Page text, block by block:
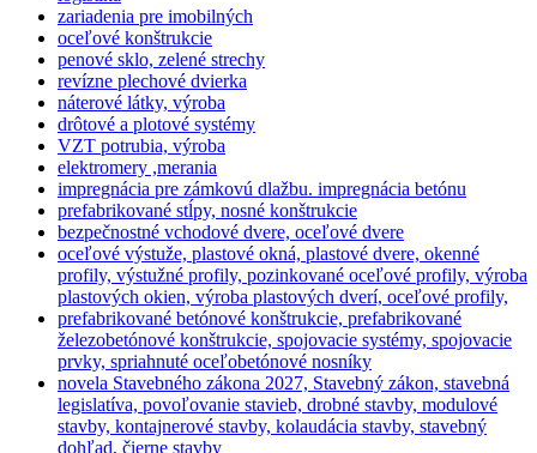
zariadenia pre imobilných
oceľové konštrukcie
penové sklo, zelené strechy
revízne plechové dvierka
náterové látky, výroba
drôtové a plotové systémy
VZT potrubia, výroba
elektromery ,merania
impregnácia pre zámkovú dlažbu. impregnácia betónu
prefabrikované stĺpy, nosné konštrukcie
bezpečnostné vchodové dvere, oceľové dvere
oceľové výstuže, plastové okná, plastové dvere, okenné
profily, výstužné profily, pozinkované oceľové profily, výroba
plastových okien, výroba plastových dverí, oceľové profily,
prefabrikované betónové konštrukcie, prefabrikované
železobetónové konštrukcie, spojovacie systémy, spojovacie
prvky, spriahnuté oceľobetónové nosníky
novela Stavebného zákona 2027, Stavebný zákon, stavebná
legislatíva, povoľovanie stavieb, drobné stavby, modulové
stavby, kontajnerové stavby, kolaudácia stavby, stavebný
dohľad, čierne stavby